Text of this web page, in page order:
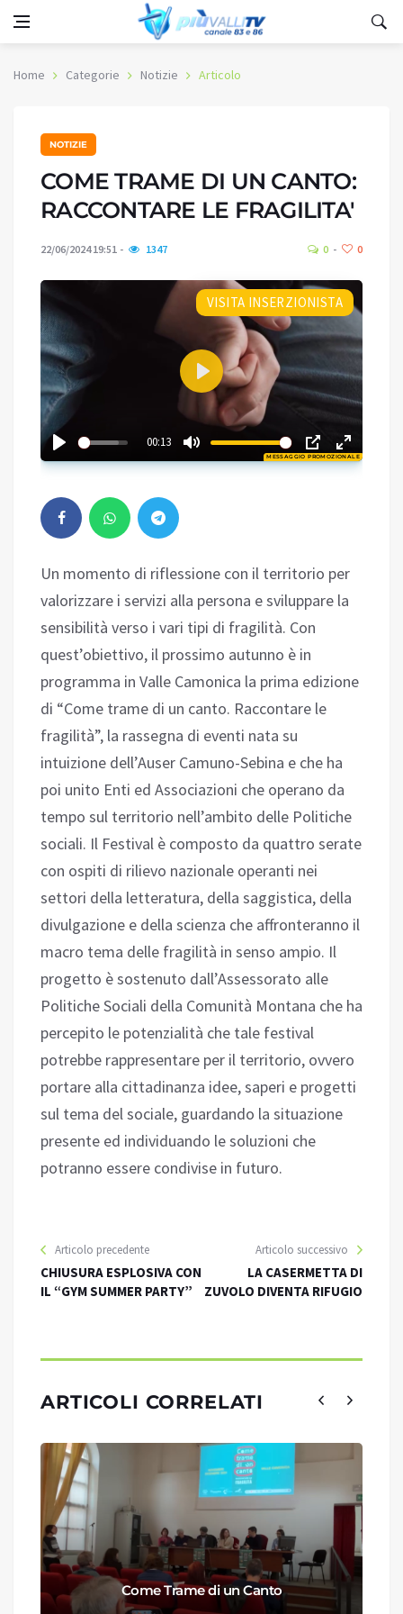
Home Categorie Notizie Articolo
NOTIZIE
COME TRAME DI UN CANTO:
RACCONTARE LE FRAGILITA'
22/06/2024 19:51 1347 0 0
MESSAGGIO PROMOZIONALE
VISITA INSERZIONISTA
00:13
Play
02:35
Un momento di riflessione con il territorio per
valorizzare i servizi alla persona e sviluppare la
sensibilità verso i vari tipi di fragilità. Con
quest’obiettivo, il prossimo autunno è in
programma in Valle Camonica la prima edizione
di “Come trame di un canto. Raccontare le
fragilità”, la rassegna di eventi nata su
intuizione dell’Auser Camuno-Sebina e che ha
poi unito Enti ed Associazioni che operano da
tempo sul territorio nell’ambito delle Politiche
sociali. Il Festival è composto da quattro serate
con ospiti di rilievo nazionale operanti nei
settori della letteratura, della saggistica, della
divulgazione e della scienza che affronteranno il
macro tema delle fragilità in senso ampio. Il
progetto è sostenuto dall’Assessorato alle
Politiche Sociali della Comunità Montana che ha
percepito le potenzialità che tale festival
potrebbe rappresentare per il territorio, ovvero
portare alla cittadinanza idee, saperi e progetti
sul tema del sociale, guardando la situazione
presente ed individuando le soluzioni che
potranno essere condivise in futuro.
Articolo precedente
CHIUSURA ESPLOSIVA CON
IL “GYM SUMMER PARTY”
Articolo successivo
LA CASERMETTA DI
ZUVOLO DIVENTA RIFUGIO
ARTICOLI CORRELATI
Come Trame di un Canto